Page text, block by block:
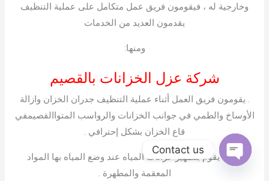
وخارجية له ، فيقومون فريق عمل متكامل على عملية التنظيف
يقدمون العديد من الخدمات
ومنها:
شركة عزل الخزانات بالقصيم
. يقومون فريق العمل أثناء عملية التنظيف جدران الخزان وازالة
الأوساخ والطمي في جوانب الخزانات والرواسب المتواالقصيمفي
قاع الخزان بشكل إحترافي .
. أيضا يقوم بتطهير خزانات المياه عند وضع المياه بها المواد
المعقمة والمطهرة .
Contact us
Open